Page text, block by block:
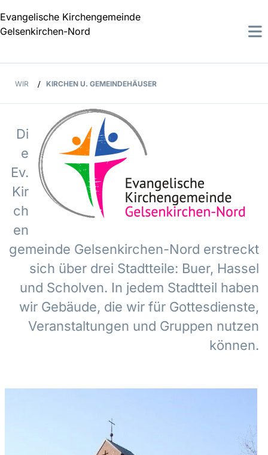
Evangelische Kirchengemeinde
Gelsenkirchen-Nord
WIR / KIRCHEN U. GEMEINDEHÄUSER
Di
e
Ev.
Kir
ch
en
gemeinde Gelsenkirchen-Nord erstreckt
sich über drei Stadtteile: Buer, Hassel
und Scholven. In jedem Stadtteil haben
wir Gebäude, die wir für Gottesdienste,
Veranstaltungen und Gruppen nutzen
können.